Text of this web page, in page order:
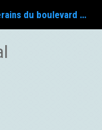
Association de défense des riverains du boulevard Fayol